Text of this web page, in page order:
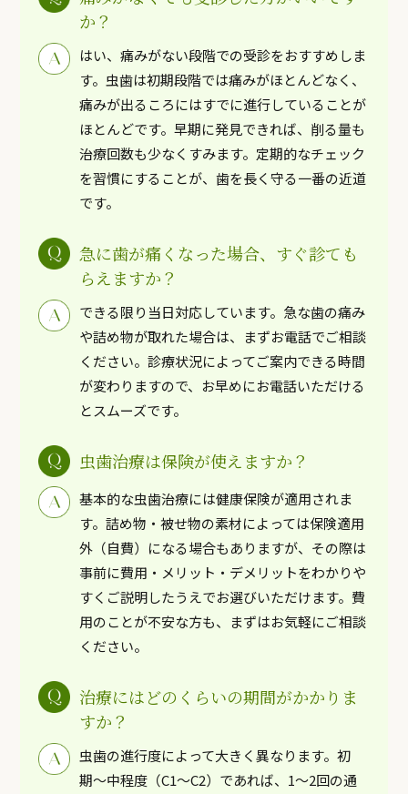
か？
はい、痛みがない段階での受診をおすすめしま
す。虫歯は初期段階では痛みがほとんどなく、
痛みが出るころにはすでに進行していることが
ほとんどです。早期に発見できれば、削る量も
治療回数も少なくすみます。定期的なチェック
を習慣にすることが、歯を長く守る一番の近道
です。
急に歯が痛くなった場合、すぐ診ても
らえますか？
できる限り当日対応しています。急な歯の痛み
や詰め物が取れた場合は、まずお電話でご相談
ください。診療状況によってご案内できる時間
が変わりますので、お早めにお電話いただける
とスムーズです。
虫歯治療は保険が使えますか？
基本的な虫歯治療には健康保険が適用されま
す。詰め物・被せ物の素材によっては保険適用
外（自費）になる場合もありますが、その際は
事前に費用・メリット・デメリットをわかりや
すくご説明したうえでお選びいただけます。費
用のことが不安な方も、まずはお気軽にご相談
ください。
治療にはどのくらいの期間がかかりま
すか？
虫歯の進行度によって大きく異なります。初
期〜中程度（C1〜C2）であれば、1〜2回の通